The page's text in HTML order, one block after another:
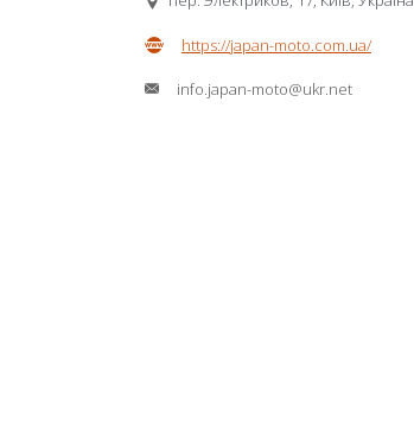
https://japan-moto.com.ua/
info.japan-moto@ukr.net